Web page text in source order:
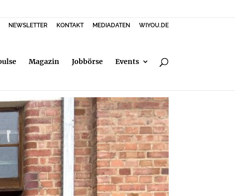
NEWSLETTER KONTAKT MEDIADATEN WIYOU.DE
Magazin Jobbörse Events